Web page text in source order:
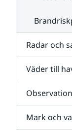
Radar och
Väder till
Mark och